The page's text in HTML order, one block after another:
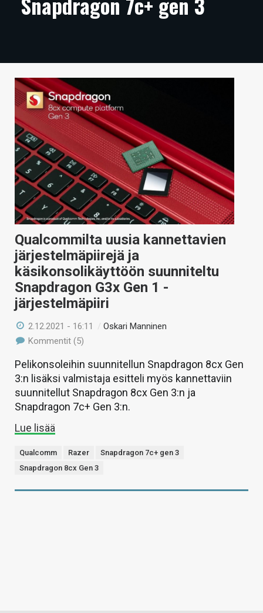
ARTIKKELIT
TECHBBS
TIETOA
HINTA.FI
KAUPPA
VAIHDA TEEMA
HAKU
Qualcommilta uusia kannettavien
järjestelmäpiirejä ja
käsikonsolikäyttöön suunniteltu
Snapdragon G3x Gen 1 -
järjestelmäpiiri
2.12.2021 - 16:11 /Oskari Manninen
Kommentit (5)
Pelikonsoleihin suunnitellun Snapdragon 8cx Gen
3:n lisäksi valmistaja esitteli myös kannettaviin
suunnitellut Snapdragon 8cx Gen 3:n ja
Snapdragon 7c+ Gen 3:n.
Lue lisää
Qualcomm Razer
Snapdragon 7c+ gen 3
Snapdragon 8cx Gen 3